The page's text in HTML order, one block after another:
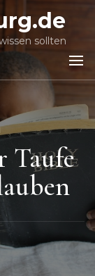
sollten
Taufe